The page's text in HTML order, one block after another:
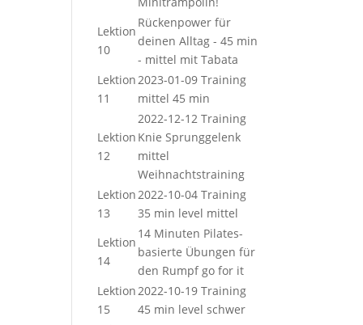
Lektion
10
Rückenpower für
deinen Alltag - 45 min
- mittel mit Tabata
Lektion
11
2023-01-09 Training
mittel 45 min
Lektion
12
2022-12-12 Training
Knie Sprunggelenk
mittel
Weihnachtstraining
Lektion
13
2022-10-04 Training
35 min level mittel
Lektion
14
14 Minuten Pilates-
basierte Übungen für
den Rumpf go for it
Lektion
15
2022-10-19 Training
45 min level schwer